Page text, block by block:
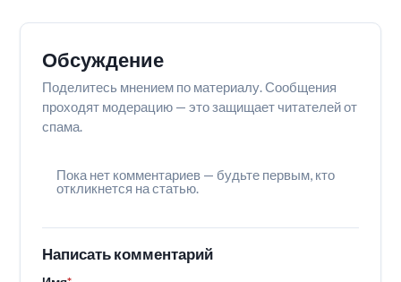
Обсуждение
Поделитесь мнением по материалу. Сообщения
проходят модерацию — это защищает читателей от
спама.
Пока нет комментариев — будьте первым, кто
откликнется на статью.
Написать комментарий